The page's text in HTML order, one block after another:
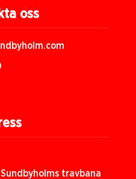
oss
travbana